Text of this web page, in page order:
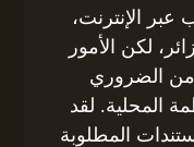
الإنترنت،
لكن الأمور
من الضروري
المحلية. لقد
المطلوبة